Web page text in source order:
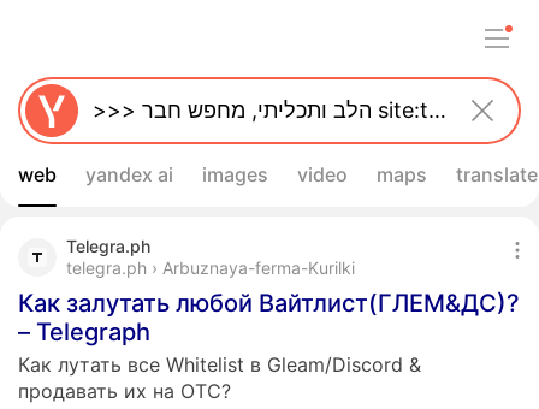
web yandex ai images video maps translate
Telegra.ph
telegra.ph › Arbuznaya-ferma-Kurilki
Как залутать любой Вайтлист(ГЛЕМ&ДС)?
– Telegraph
Как лутать все Whitelist в Gleam/Discord &
продавать их на OTC?